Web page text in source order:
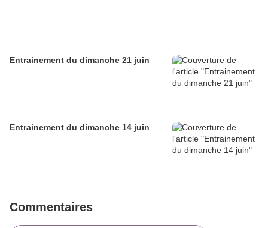
Entrainement du dimanche 21 juin
Entrainement du dimanche 14 juin
Commentaires